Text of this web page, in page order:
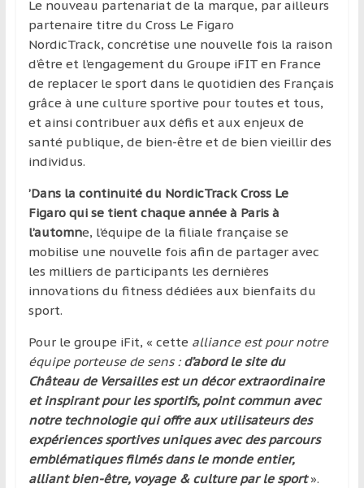
Le nouveau partenariat de la marque, par ailleurs
partenaire titre du Cross Le Figaro
NordicTrack, concrétise une nouvelle fois la raison
d’être et l’engagement du Groupe iFIT en France
de replacer le sport dans le quotidien des Français
grâce à une culture sportive pour toutes et tous,
et ainsi contribuer aux défis et aux enjeux de
santé publique, de bien-être et de bien vieillir des
individus.
’Dans la continuité du NordicTrack Cross Le
Figaro qui se tient chaque année à Paris à
l’automne, l’équipe de la filiale française se
mobilise une nouvelle fois afin de partager avec
les milliers de participants les dernières
innovations du fitness dédiées aux bienfaits du
sport.
Pour le groupe iFit, « cette alliance est pour notre
équipe porteuse de sens : d’abord le site du
Château de Versailles est un décor extraordinaire
et inspirant pour les sportifs, point commun avec
notre technologie qui offre aux utilisateurs des
expériences sportives uniques avec des parcours
emblématiques filmés dans le monde entier,
alliant bien-être, voyage & culture par le sport ».